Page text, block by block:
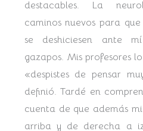
destacables. La
caminos nuevos para
se deshiciesen ante
gazapos. Mis profesores
«despistes de pensar
definió. Tardé en
cuenta de que además
arriba y de derecha a